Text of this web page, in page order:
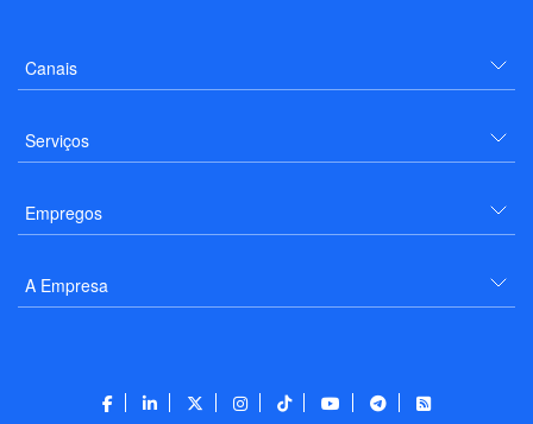
Canais
Serviços
Empregos
A Empresa